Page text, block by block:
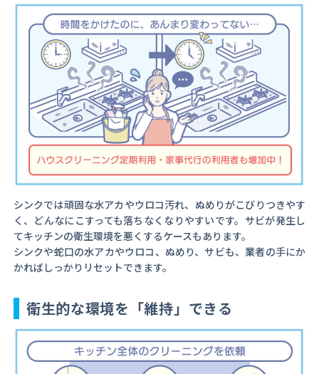
シンクでは頑固な水アカやウロコ汚れ、ぬめりがこびりつきやす
く、どんなにこすっても落ちなくなりやすいです。サビが発生し
てキッチンの衛生環境を悪くするケースもあります。
シンクや蛇口の水アカやウロコ、ぬめり、サビも、業者の手にか
かればしっかりリセットできます。
衛生的な環境を「維持」できる